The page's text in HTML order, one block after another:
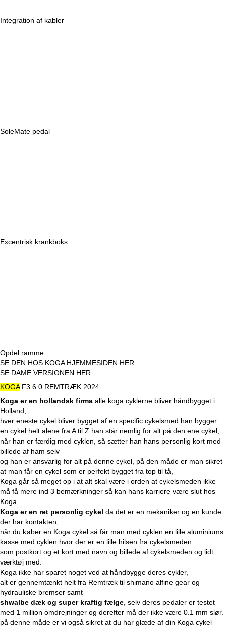
Integration af kabler
SoleMate pedal
Excentrisk krankboks
Opdel ramme
SE DEN HOS KOGA HJEMMESIDEN HER
SE DAME VERSIONEN HER
KOGAF3 6.0 REMTRÆK 2024
Koga er en hollandsk firma alle koga cyklerne bliver håndbygget i
Holland,
hver eneste cykel bliver bygget af en specific cykelsmed han bygger
en cykel helt alene fra A til Z han står nemlig for alt på den ene cykel,
når han er færdig med cyklen, så sætter han hans personlig kort med
billede af ham selv
og han er ansvarlig for alt på denne cykel, på den måde er man sikret
at man får en cykel som er perfekt bygget fra top til tå,
Koga går så meget op i at alt skal være i orden at cykelsmeden ikke
må få mere ind 3 bemærkninger så kan hans karriere være slut hos
Koga.
Koga er en ret personlig cykel da det er en mekaniker og en kunde
der har kontakten,
når du køber en Koga cykel så får man med cyklen en lille aluminiums
kasse med cyklen hvor der er en lille hilsen fra cykelsmeden
som postkort og et kort med navn og billede af cykelsmeden og lidt
værktøj med.
Koga ikke har sparet noget ved at håndbygge deres cykler,
alt er gennemtænkt helt fra Remtræk til shimano alfine gear og
hydrauliske bremser samt
shwalbe dæk og super kraftig fælge , selv deres pedaler er testet
med 1 million omdrejninger og derefter må der ikke være 0.1 mm slør.
på denne måde er vi også sikret at du har glæde af din Koga cykel